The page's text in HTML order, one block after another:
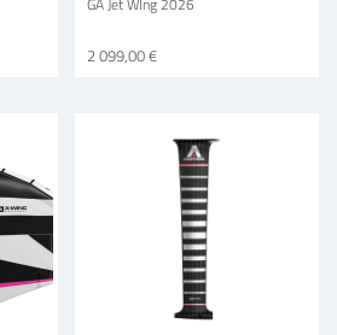
2 099,00 €